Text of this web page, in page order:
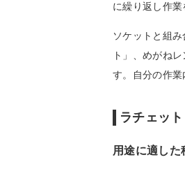
に繰り返し作
ソケットと組
ト」、めがね
す。自分の作業
ラチェッ
用途に適した